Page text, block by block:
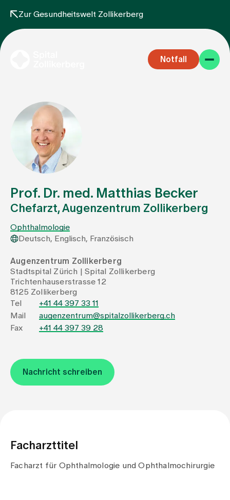
Zur Gesundheitswelt Zollikerberg
Notfall
Fachbereiche
Aufenthalt
Team
Zuweisende
Events
Über uns
Babygalerie
Medien
Prof. Dr. med. Matthias Becker
Chefarzt, Augenzentrum Zollikerberg
Ophthalmologie
Deutsch, Englisch, Französisch
Augenzentrum Zollikerberg
Stadtspital Zürich | Spital Zollikerberg
Trichtenhauserstrasse 12
8125 Zollikerberg
Tel
+41 44 397 33 11
Mail
augenzentrum@spitalzollikerberg.ch
Fax
+41 44 397 39 28
Nachricht schreiben
Facharzttitel
Facharzt für Ophthalmologie und Ophthalmochirurgie